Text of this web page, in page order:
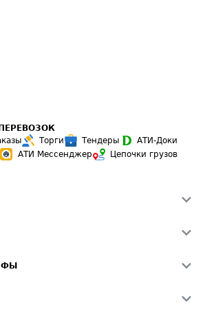
Торги Тендеры
АТИ-Доки
АТИ Мессенджер
Цепочки грузов